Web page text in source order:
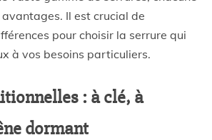
Il est crucial de
pour choisir la serrure qui
à vos besoins particuliers.
: à clé, à
dormant